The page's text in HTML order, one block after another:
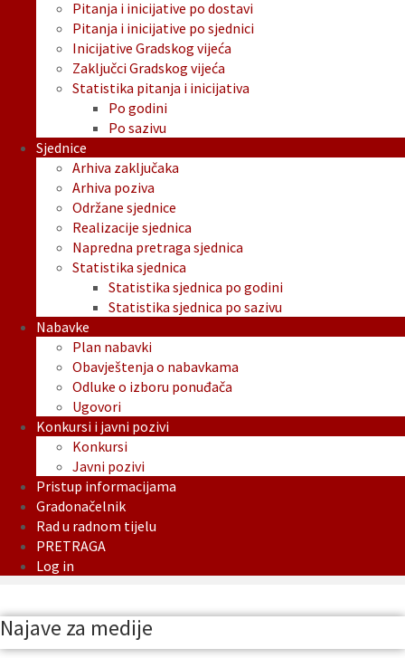
Pitanja i inicijative po dostavi
Pitanja i inicijative po sjednici
Inicijative Gradskog vijeća
Zaključci Gradskog vijeća
Statistika pitanja i inicijativa
Po godini
Po sazivu
Sjednice
Arhiva zaključaka
Arhiva poziva
Održane sjednice
Realizacije sjednica
Napredna pretraga sjednica
Statistika sjednica
Statistika sjednica po godini
Statistika sjednica po sazivu
Nabavke
Plan nabavki
Obavještenja o nabavkama
Odluke o izboru ponuđača
Ugovori
Konkursi i javni pozivi
Konkursi
Javni pozivi
Pristup informacijama
Gradonačelnik
Rad u radnom tijelu
PRETRAGA
Log in
Najave za medije